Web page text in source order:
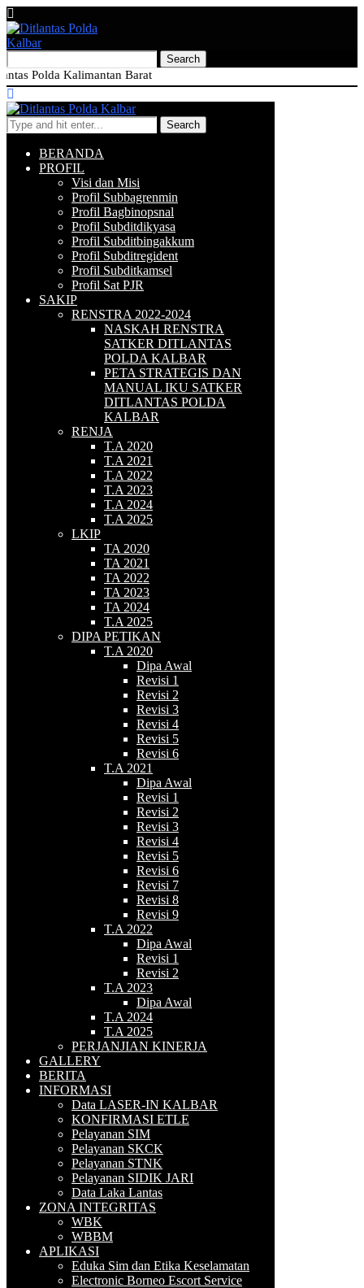
Polda Kalimantan Barat
Search
BERANDA
PROFIL
Visi dan Misi
Profil Subbagrenmin
Profil Bagbinopsnal
Profil Subditdikyasa
Profil Subditbingakkum
Profil Subditregident
Profil Subditkamsel
Profil Sat PJR
SAKIP
RENSTRA 2022-2024
NASKAH RENSTRA
SATKER DITLANTAS
POLDA KALBAR
PETA STRATEGIS DAN
MANUAL IKU SATKER
DITLANTAS POLDA
KALBAR
RENJA
T.A 2020
T.A 2021
T.A 2022
T.A 2023
T.A 2024
T.A 2025
LKIP
TA 2020
TA 2021
TA 2022
TA 2023
TA 2024
T.A 2025
DIPA PETIKAN
T.A 2020
Dipa Awal
Revisi 1
Revisi 2
Revisi 3
Revisi 4
Revisi 5
Revisi 6
T.A 2021
Dipa Awal
Revisi 1
Revisi 2
Revisi 3
Revisi 4
Revisi 5
Revisi 6
Revisi 7
Revisi 8
Revisi 9
T.A 2022
Dipa Awal
Revisi 1
Revisi 2
T.A 2023
Dipa Awal
T.A 2024
T.A 2025
PERJANJIAN KINERJA
GALLERY
BERITA
INFORMASI
Data LASER-IN KALBAR
KONFIRMASI ETLE
Pelayanan SIM
Pelayanan SKCK
Pelayanan STNK
Pelayanan SIDIK JARI
Data Laka Lantas
ZONA INTEGRITAS
WBK
WBBM
APLIKASI
Eduka Sim dan Etika Keselamatan
Electronic Borneo Escort Service